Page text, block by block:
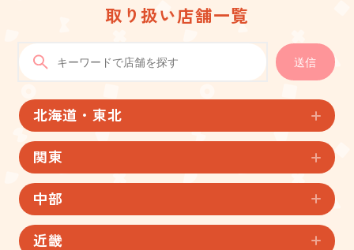
取り扱い店舗一覧
送信
北海道・東北
関東
中部
近畿